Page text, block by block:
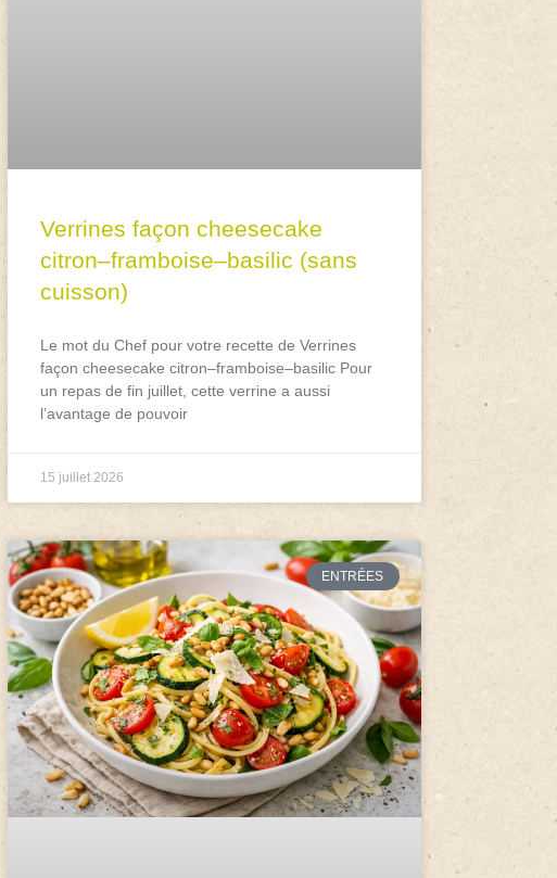
Verrines façon cheesecake
citron–framboise–basilic (sans
cuisson)
Le mot du Chef pour votre recette de Verrines
façon cheesecake citron–framboise–basilic Pour
un repas de fin juillet, cette verrine a aussi
l’avantage de pouvoir
15 juillet 2026
ENTRÉES